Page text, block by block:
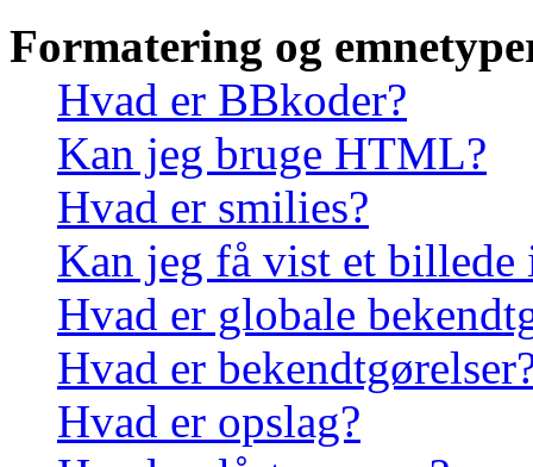
Formatering og
Hvad er BBkoder?
Kan jeg bruge HTML?
Hvad er smilies?
Kan jeg få vist et
Hvad er globale
Hvad er
Hvad er opslag?